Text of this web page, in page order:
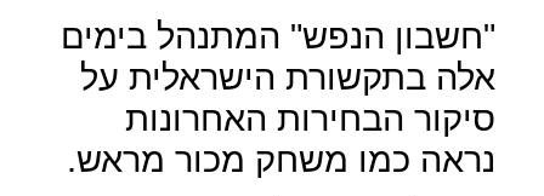
"חשבון הנפש" המתנהל בימים
אלה בתקשורת הישראלית על
סיקור הבחירות האחרונות
נראה כמו משחק מכור מראש.